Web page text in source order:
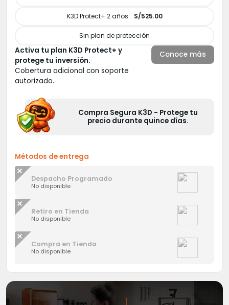
K3D Protect+ 2 años: S/525.00
Sin plan de protección
Activa tu plan K3D Protect+ y
protege tu inversión.
Cobertura adicional con soporte
autorizado.
Conoce más
Compra Segura K3D - Protege tu
precio durante quince días.
Métodos de entrega
Despacho Programado
No disponible
Retiro en Tienda
No disponible
Compra en Tienda
No disponible